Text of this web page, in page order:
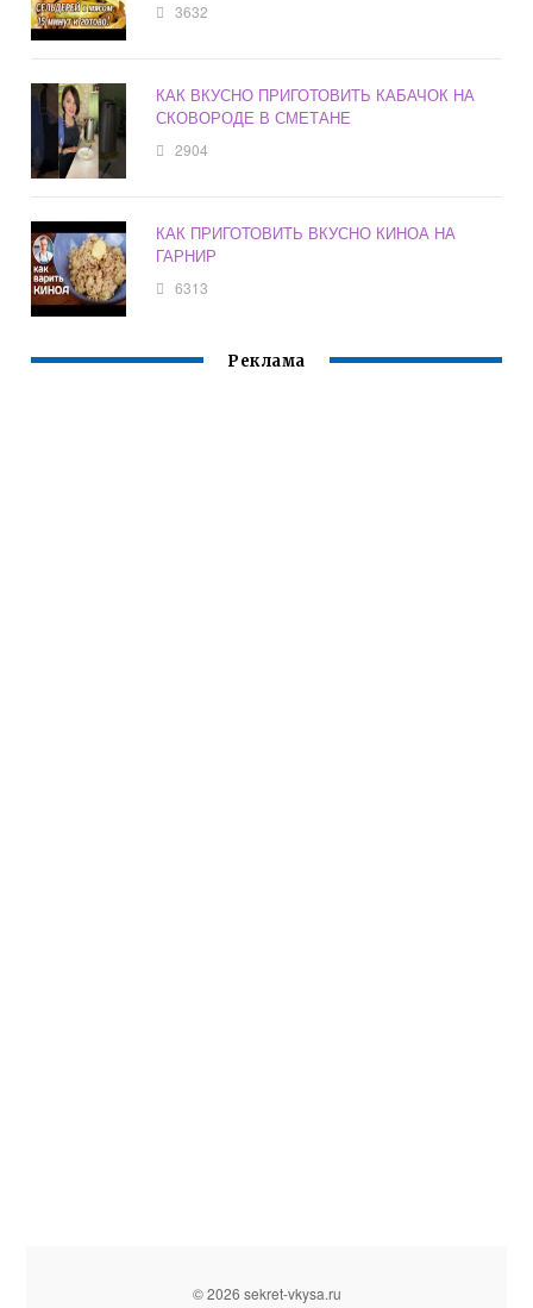
3632
КАК ВКУСНО ПРИГОТОВИТЬ КАБАЧОК НА
СКОВОРОДЕ В СМЕТАНЕ
2904
КАК ПРИГОТОВИТЬ ВКУСНО КИНОА НА
ГАРНИР
6313
Реклама
© 2026 sekret-vkysa.ru